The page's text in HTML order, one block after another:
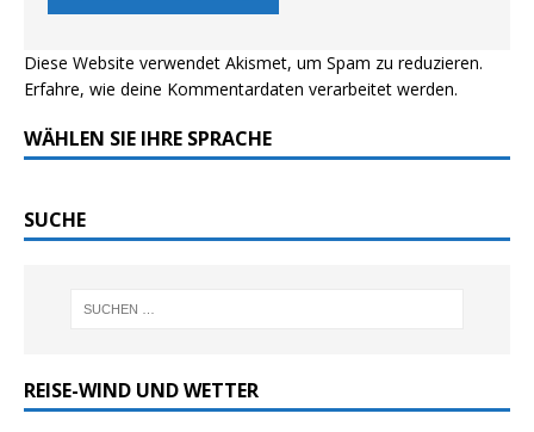
Diese Website verwendet Akismet, um Spam zu reduzieren.
Erfahre, wie deine Kommentardaten verarbeitet werden.
WÄHLEN SIE IHRE SPRACHE
SUCHE
REISE-WIND UND WETTER